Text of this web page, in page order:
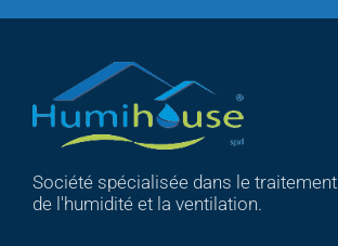
Société spécialisée dans le traitement
de l'humidité et la ventilation.